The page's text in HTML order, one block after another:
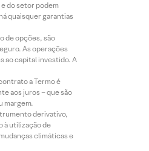
do setor podem
quaisquer garantias
de opções, são
As operações
ao capital investido. A
a Termo é
aos juros – que são
margem.
derivativo,
à utilização de
climáticas e